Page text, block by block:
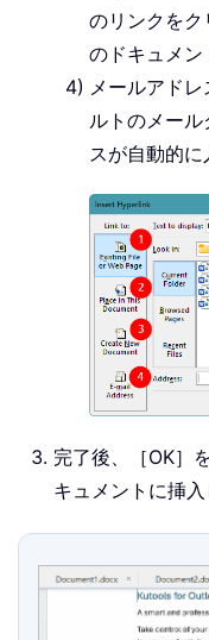
のリンクを
のドキュメン
メールアド
ルトのメー
スが自動的に
完了後、［OK］
キュメントに挿入